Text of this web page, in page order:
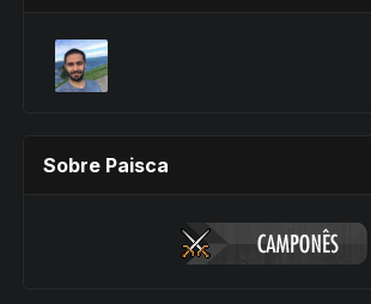
Sobre Paisca